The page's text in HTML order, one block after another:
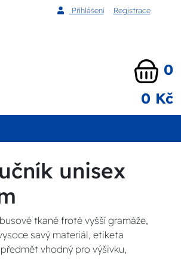
Přihlášení Registrace
0
0 Kč
unisex
tkané froté vyšší gramáže,
savý materiál, etiketa
vhodný pro výšivku,